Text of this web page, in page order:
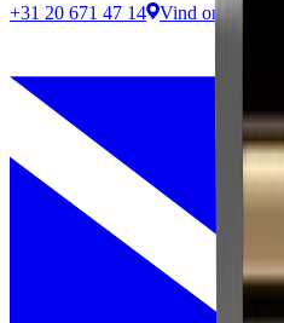
+31 20 671 47 14 Vind ons